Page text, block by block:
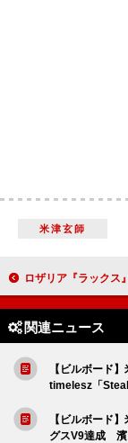
米津玄師
ロザリア『ラックス』が米ビルボード各チャートを席巻、5
関連ニュース
【ビルボード
timelesz「
【ビルボード
グスV9達成 濱